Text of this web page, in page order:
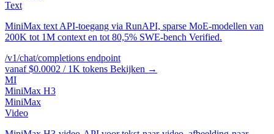
Text
MiniMax text API-toegang via RunAPI, sparse MoE-modellen van
200K tot 1M context en tot 80,5% SWE-bench Verified.
/v1/chat/completions endpoint
vanaf $0.0002 / 1K tokens Bekijken →
MI
MiniMax H3
MiniMax
Video